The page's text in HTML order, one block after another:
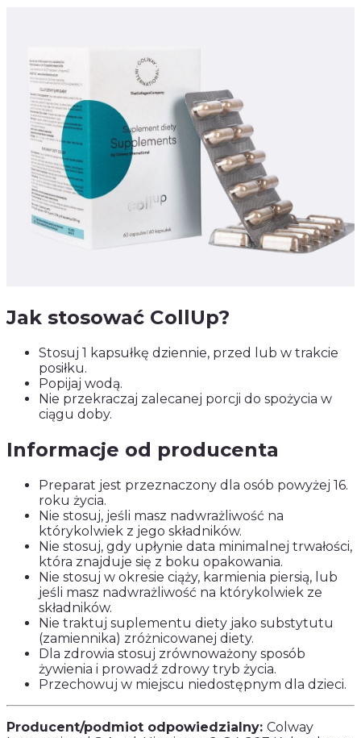
Jak stosować CollUp?
Stosuj 1 kapsułkę dziennie, przed lub w trakcie
posiłku.
Popijaj wodą.
Nie przekraczaj zalecanej porcji do spożycia w
ciągu doby.
Informacje od producenta
Preparat jest przeznaczony dla osób powyżej 16.
roku życia.
Nie stosuj, jeśli masz nadwrażliwość na
którykolwiek z jego składników.
Nie stosuj, gdy upłynie data minimalnej trwałości,
która znajduje się z boku opakowania.
Nie stosuj w okresie ciąży, karmienia piersią, lub
jeśli masz nadwrażliwość na którykolwiek ze
składników.
Nie traktuj suplementu diety jako substytutu
(zamiennika) zróżnicowanej diety.
Dla zdrowia stosuj zrównoważony sposób
żywienia i prowadź zdrowy tryb życia.
Przechowuj w miejscu niedostępnym dla dzieci.
Producent/podmiot odpowiedzialny: Colway